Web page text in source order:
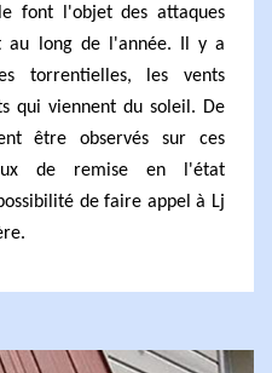
font l'objet des attaques
au long de l'année. Il y a
torrentielles, les vents
qui viennent du soleil. De
être observés sur ces
de remise en l'état
de faire appel à Lj